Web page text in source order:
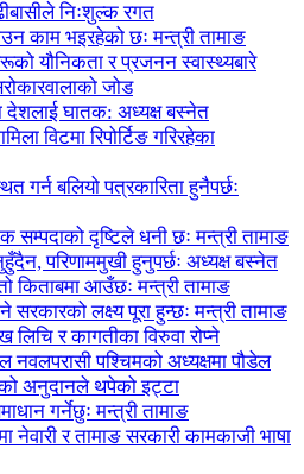
निःशुल्क रगत
काम भइरहेको छः मन्त्री तामाङ
यौनिकता र प्रजनन स्वास्थ्यबारे
जोड
देशलाई घातक: अध्यक्ष बस्नेत
विटमा रिपोर्टिङ गरिरहेका
गर्न बलियो पत्रकारिता हुनैपर्छः
दृष्टिले धनी छः मन्त्री तामाङ
परिणाममुखी हुनुपर्छः अध्यक्ष बस्नेत
किताबमा आउँछः मन्त्री तामाङ
सरकारको लक्ष्य पूरा हुन्छः मन्त्री तामाङ
लिचि र कागतीका विरुवा रोप्ने
नवलपरासी पश्चिमको अध्यक्षमा पौडेल
अनुदानले थपेको इट्टा
गर्नेछुः मन्त्री तामाङ
नेवारी र तामाङ सरकारी कामकाजी भाषा